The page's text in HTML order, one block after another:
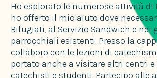
Ho esplorato le numerose attività di
ho offerto il mio aiuto dove
Rifugiati, al Servizio Sandwich e nei
parrocchiali esistenti. Presso la
collaboro con le lezioni di
portato anche a visitare altri centri
catechisti e studenti. Partecipo alle